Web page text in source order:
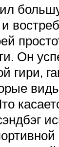
Он
гири,